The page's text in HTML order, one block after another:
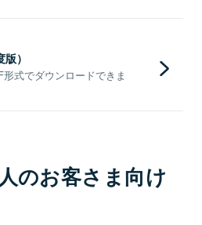
）
式でダウンロードできま
のお客さま向け